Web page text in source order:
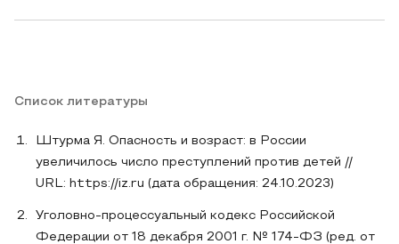
Список литературы
Штурма Я. Опасность и возраст: в России
увеличилось число преступлений против детей //
URL: https://iz.ru (дата обращения: 24.10.2023)
Уголовно-процессуальный кодекс Российской
Федерации от 18 декабря 2001 г. № 174-ФЗ (ред. от